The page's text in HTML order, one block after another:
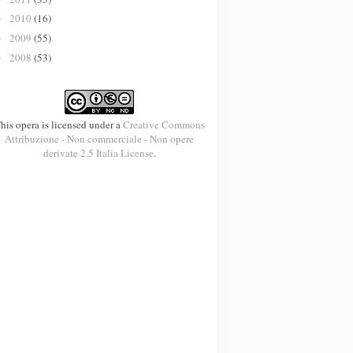
2010 (16)
2009 (55)
2008 (53)
opera is licensed under aCreative Commons
Attribuzione - Non commerciale - Non opere
derivate 2.5 Italia License.